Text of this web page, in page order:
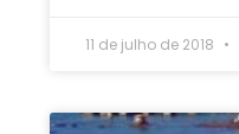
11 de julho de 2018